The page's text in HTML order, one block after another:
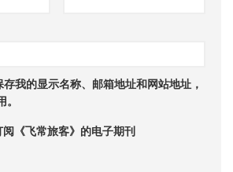
我的显示名称、邮箱地址和网站地址，
《飞常旅客》的电子期刊